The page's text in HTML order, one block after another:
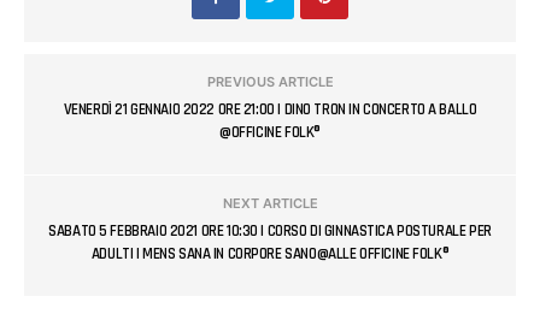
PREVIOUS ARTICLE
VENERDÌ 21 GENNAIO 2022 ORE 21:00 | DINO TRON IN CONCERTO A BALLO
@OFFICINE FOLK®
NEXT ARTICLE
SABATO 5 FEBBRAIO 2021 ORE 10:30 | CORSO DI GINNASTICA POSTURALE PER
ADULTI | MENS SANA IN CORPORE SANO@ALLE OFFICINE FOLK®